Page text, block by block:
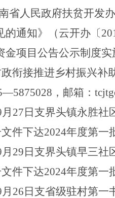
省人民政府扶贫开发
的通知》（云开办 〔
金项目公告公示制度
政衔接推进乡村振兴补
，邮箱：
月 27 日支界头镇永胜社
文件下达2024年度第一
月 29 日 支界头镇早三社
件下达2024年度第一
月 26 日支省级驻村第一